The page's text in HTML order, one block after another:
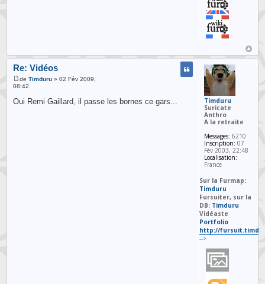
Re: Vidéos
deTimduru » 02 Fév 2009,
08:42
Oui Remi Gaillard, il passe les bornes ce gars...
Timduru
Suricate
Anthro
A la retraite
Messages: 6210
Inscription: 07
Fév 2003, 22:48
Localisation:
France
Sur la Furmap:
Timduru
Fursuiter, sur la
DB: Timduru
Vidéaste
Portfolio
http://
-->